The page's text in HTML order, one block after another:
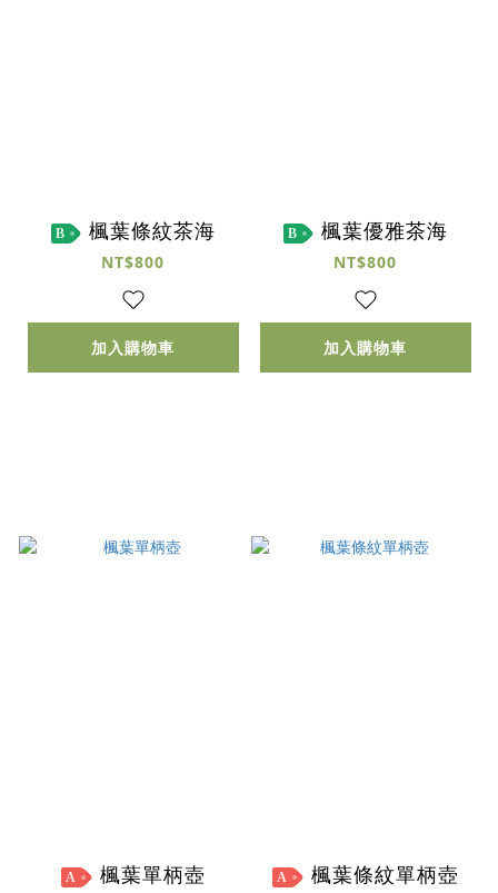
B 楓葉條紋茶海
NT$800
加入購物車
B 楓葉優雅茶海
NT$800
加入購物車
A 楓葉單柄壺 A 楓葉條紋單柄壺